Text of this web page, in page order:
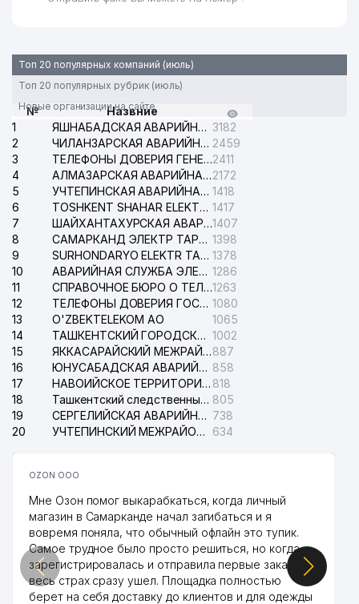
Топ 20 популярных компаний (июль)
Топ 20 популярных рубрик (июль)
Новые организации на сайте
№
Назвние
1
ЯШНАБАДСКАЯ АВАРИЙНАЯ СЛУЖБА ЭЛЕКТРОСЕТИ 3182
2
ЧИЛАНЗАРСКАЯ АВАРИЙНАЯ СЛУЖБА ЭЛЕКТРОСЕТИ 2459
3
ТЕЛЕФОНЫ ДОВЕРИЯ ГЕНЕРАЛЬНОЙ ПРОКУРАТУРЫ РЕСПУБЛИКИ УЗБЕКИСТАН2411
4
АЛМАЗАРСКАЯ АВАРИЙНАЯ СЛУЖБА ЭЛЕКТРОСЕТИ2172
5
УЧТЕПИНСКАЯ АВАРИЙНАЯ СЛУЖБА ЭЛЕКТРОСЕТИ 1418
6
TOSHKENT SHAHAR ELEKTR TARMOQLARI KORXONASI АО 1417
7
ШАЙХАНТАХУРСКАЯ АВАРИЙНАЯ СЛУЖБА ЭЛЕКТРОСЕТИ1407
8
САМАРКАНД ЭЛЕКТР ТАРМОКЛАРИ АО 1398
9
SURHONDARYO ELEKTR TARMOKLARI АО 1378
10
АВАРИЙНАЯ СЛУЖБА ЭЛЕКТРОСЕТИ ТАШКЕНТСКОГО РАЙОНА 1286
11
СПРАВОЧНОЕ БЮРО О ТЕЛЕФОНАХ ОРГАНИЗАЦИЙ г. ТАШКЕНТА1263
12
ТЕЛЕФОНЫ ДОВЕРИЯ ГОСУДАРСТВЕННОГО ЦЕНТРА ТЕСТИРОВАНИЯ 1080
13
O'ZBEKTELEKOM АО
1065
14
ТАШКЕНТСКИЙ ГОРОДСКОЙ СУД ПО ГРАЖДАНСКИМ ДЕЛАМ 1002
15
ЯККАСАРАЙСКИЙ МЕЖРАЙОННЫЙ СУД ПО ГРАЖДАНСКИМ ДЕЛАМ887
16
ЮНУСАБАДСКАЯ АВАРИЙНАЯ СЛУЖБА ЭЛЕКТРОСЕТИ 858
17
НАВОИЙСКОЕ ТЕРРИТОРИАЛЬНОЕ ПРЕДПРИЯТИЕ ЭЛЕКТРОСЕТИ АО 818
18
Ташкентский следственный изолятор 805
19
СЕРГЕЛИЙСКАЯ АВАРИЙНАЯ СЛУЖБА ЭЛЕКТРОСЕТИ 738
20
УЧТЕПИНСКИЙ МЕЖРАЙОННЫЙ СУД ПО ГРАЖДАНСКИМ ДЕЛАМ 634
OZON ООО
Мне Озон помог выкарабкаться, когда личный
магазин в Самарканде начал загибаться и я
вовремя поняла, что обычный офлайн это тупик.
Самое трудное было просто решиться, но когда
зарегистрировалась и отправила первые заказы,
весь страх сразу ушел. Площадка полностью
берет на себя доставку до клиентов и для одежды